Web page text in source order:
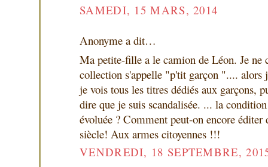
SAMEDI, 15 MARS, 2014
Anonyme a dit…
Ma petite-fille a le camion de Léon. Je ne
collection s'appelle "p'tit garçon ".... alors
je vois tous les titres dédiés aux garçons,
dire que je suis scandalisée. ... la
évoluée ? Comment peut-on encore éditer
siècle! Aux armes citoyennes !!!
VENDREDI, 18 SEPTEMBRE,